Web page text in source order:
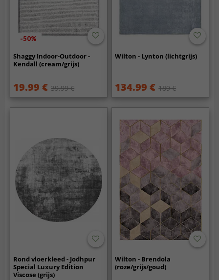
-50%
Shaggy Indoor-Outdoor -
Kendall (cream/grijs)
19.99 € 39.99 €
Wilton - Lynton (lichtgrijs)
134.99 € 189 €
Rond vloerkleed - Jodhpur
Special Luxury Edition
Viscose (grijs)
Wilton - Brendola
(roze/grijs/goud)